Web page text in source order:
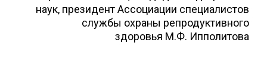
наук, президент Ассоциации специалистов
службы охраны репродуктивного
здоровья М.Ф. Ипполитова